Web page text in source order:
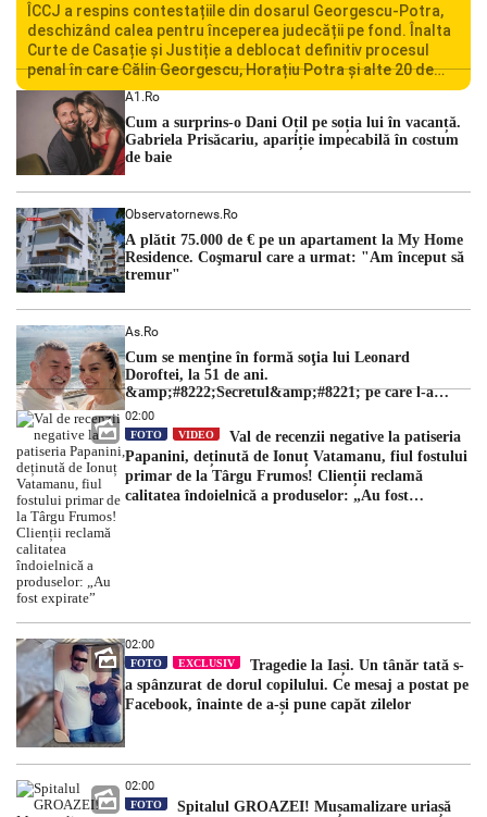
ÎCCJ a respins contestațiile din dosarul Georgescu-Potra,
deschizând calea pentru începerea judecății pe fond. Înalta
Curte de Casație și Justiție a deblocat definitiv procesul
penal în care Călin Georgescu, Horațiu Potra și alte 20 de
persoane sunt acuzați de acțiuni îndreptate împotriva
ordinii constituționale. În ședința din camera preliminară,
judecătorii de la instanța supremă au […]
A1.ro
Cum a surprins-o Dani Oțil pe soția lui în vacanță.
Gabriela Prisăcariu, apariție impecabilă în costum
de baie
Observatornews.ro
A plătit 75.000 de € pe un apartament la My Home
Residence. Coşmarul care a urmat: "Am început să
tremur"
As.ro
Cum se menţine în formă soţia lui Leonard
Doroftei, la 51 de ani.
&amp;#8222;Secretul&amp;#8221; pe care l-a
dezvăluit
02:00
FOTO VIDEO
Val de recenzii negative la patiseria
Papanini, deținută de Ionuț Vatamanu, fiul fostului
primar de la Târgu Frumos! Clienții reclamă
calitatea îndoielnică a produselor: „Au fost
02:00
FOTO EXCLUSIV
Tragedie la Iași. Un tânăr tată s-
a spânzurat de dorul copilului. Ce mesaj a postat pe
Facebook, înainte de a-și pune capăt zilelor
02:00
FOTO
Spitalul GROAZEI! Mușamalizare uriașă